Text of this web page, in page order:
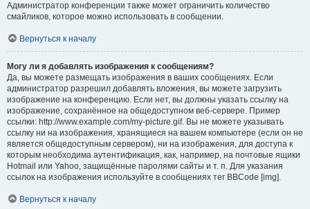
Администратор конференции также может ограничить количество
смайликов, которое можно использовать в сообщении.
Вернуться к началу
Могу ли я добавлять изображения к сообщениям?
Да, вы можете размещать изображения в ваших сообщениях. Если
администратор разрешил добавлять вложения, вы можете загрузить
изображение на конференцию. Если нет, вы должны указать ссылку на
изображение, сохранённое на общедоступном веб-сервере. Пример
ссылки: http://www.example.com/my-picture.gif. Вы не можете указывать
ссылку ни на изображения, хранящиеся на вашем компьютере (если он не
является общедоступным сервером), ни на изображения, для доступа к
которым необходима аутентификация, как, например, на почтовые ящики
Hotmail или Yahoo, защищённые паролями сайты и т. п. Для указания
ссылок на изображения используйте в сообщениях тег BBCode [img].
Вернуться к началу